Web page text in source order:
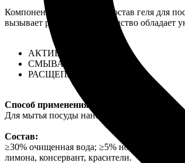
Компоненты, входящие в состав геля для
вызывает раздражения. Средство обладает
АКТИВНАЯ ПЕНА
СМЫВАЕТСЯ ВОДОЙ
РАСЩЕПЛЯЕТ ЖИР
Способ применения:
Для мытья посуды нанесите небольшое
Состав:
≥30% очищенная вода; ≥5% но <15%
лимона, консервант, красители.